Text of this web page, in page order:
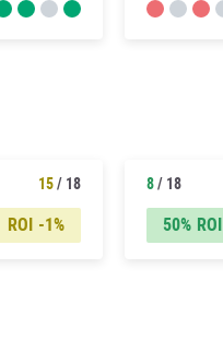
15/ 18
ROI -1%
8/ 18
ROI
50%